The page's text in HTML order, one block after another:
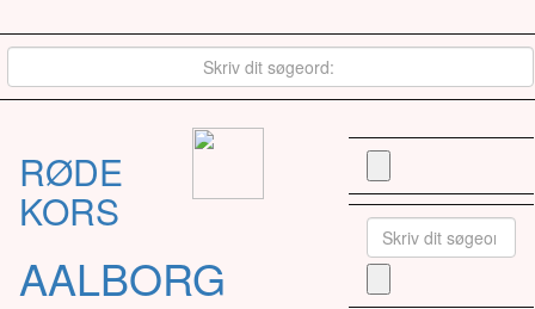
RØDE
KORS
AALBORG